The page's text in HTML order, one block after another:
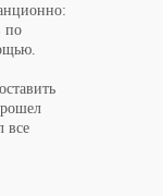
по
все